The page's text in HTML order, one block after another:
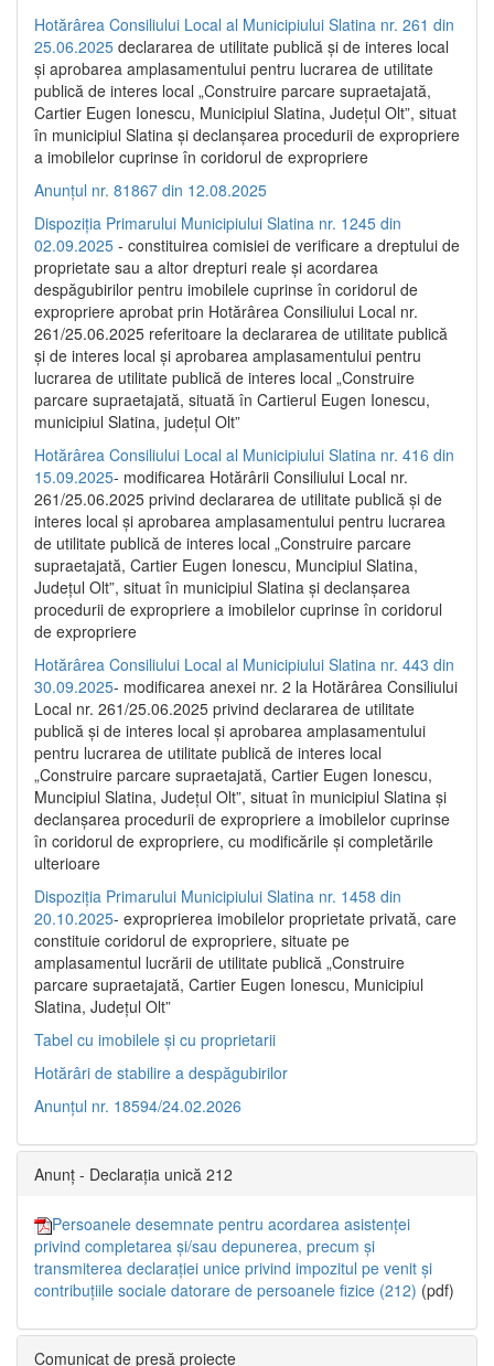
Hotărârea Consiliului Local al Municipiului Slatina nr. 261 din
25.06.2025 declararea de utilitate publică și de interes local
și aprobarea amplasamentului pentru lucrarea de utilitate
publică de interes local „Construire parcare supraetajată,
Cartier Eugen Ionescu, Municipiul Slatina, Județul Olt”, situat
în municipiul Slatina și declanșarea procedurii de expropriere
a imobilelor cuprinse în coridorul de expropriere
Anunțul nr. 81867 din 12.08.2025
Dispoziția Primarului Municipiului Slatina nr. 1245 din
02.09.2025 - constituirea comisiei de verificare a dreptului de
proprietate sau a altor drepturi reale și acordarea
despăgubirilor pentru imobilele cuprinse în coridorul de
expropriere aprobat prin Hotărârea Consiliului Local nr.
261/25.06.2025 referitoare la declararea de utilitate publică
și de interes local și aprobarea amplasamentului pentru
lucrarea de utilitate publică de interes local „Construire
parcare supraetajată, situată în Cartierul Eugen Ionescu,
municipiul Slatina, județul Olt”
Hotărârea Consiliului Local al Municipiului Slatina nr. 416 din
15.09.2025- modificarea Hotărârii Consiliului Local nr.
261/25.06.2025 privind declararea de utilitate publică și de
interes local și aprobarea amplasamentului pentru lucrarea
de utilitate publică de interes local „Construire parcare
supraetajată, Cartier Eugen Ionescu, Muncipiul Slatina,
Județul Olt”, situat în municipiul Slatina și declanșarea
procedurii de expropriere a imobilelor cuprinse în coridorul
de expropriere
Hotărârea Consiliului Local al Municipiului Slatina nr. 443 din
30.09.2025- modificarea anexei nr. 2 la Hotărârea Consiliului
Local nr. 261/25.06.2025 privind declararea de utilitate
publică şi de interes local şi aprobarea amplasamentului
pentru lucrarea de utilitate publică de interes local
„Construire parcare supraetajată, Cartier Eugen Ionescu,
Muncipiul Slatina, Judeţul Olt”, situat în municipiul Slatina şi
declanşarea procedurii de expropriere a imobilelor cuprinse
în coridorul de expropriere, cu modificările şi completările
ulterioare
Dispoziția Primarului Municipiului Slatina nr. 1458 din
20.10.2025- exproprierea imobilelor proprietate privată, care
constituie coridorul de expropriere, situate pe
amplasamentul lucrării de utilitate publică „Construire
parcare supraetajată, Cartier Eugen Ionescu, Municipiul
Slatina, Județul Olt”
Tabel cu imobilele și cu proprietarii
Hotărâri de stabilire a despăgubirilor
Anunțul nr. 18594/24.02.2026
Anunț - Declarația unică 212
Persoanele desemnate pentru acordarea asistenței
privind completarea și/sau depunerea, precum și
transmiterea declarației unice privind impozitul pe venit și
contribuțiile sociale datorare de persoanele fizice (212) (pdf)
Comunicat de presă proiecte